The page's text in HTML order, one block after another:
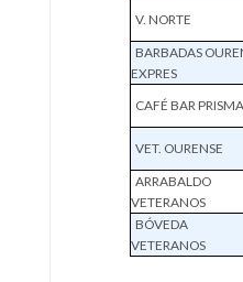
V. NORTE
BARBADAS
EXPRES
CAFÉ BAR PRISMA
VET. OURENSE
ARRABALDO
VETERANOS
BÓVEDA
VETERANOS